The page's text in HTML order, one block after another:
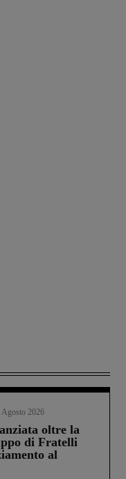
Agosto 2026
oltre la
di Fratelli
al